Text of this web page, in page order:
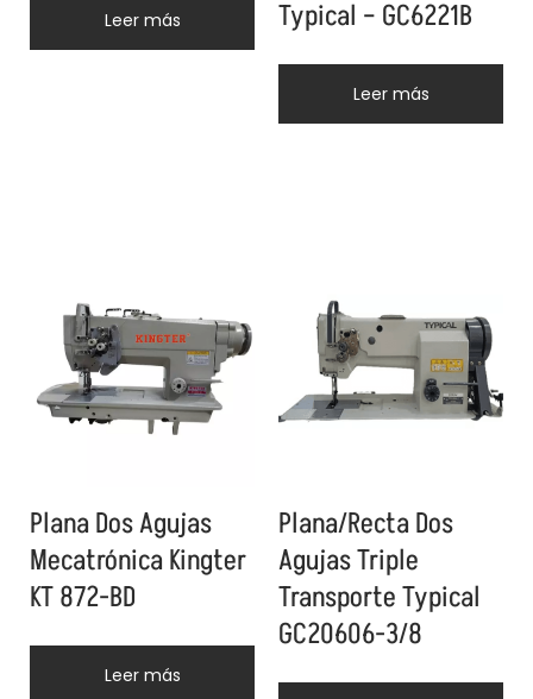
Leer más
Typical – GC6221B
Leer más
Plana Dos Agujas
Mecatrónica Kingter
KT 872-BD
Leer más
Plana/Recta Dos
Agujas Triple
Transporte Typical
GC20606-3/8